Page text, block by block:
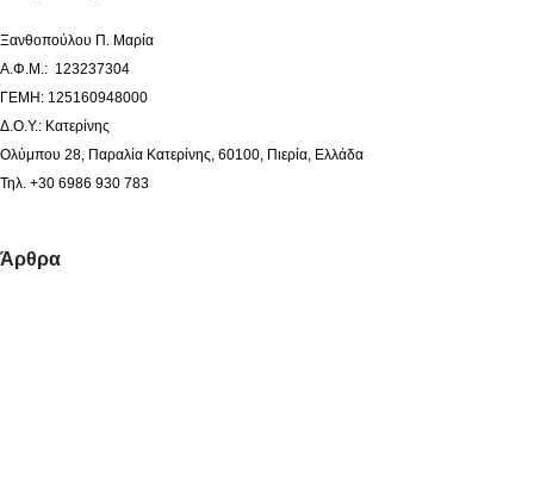
Ξανθοπούλου Π. Μαρία
Α.Φ.Μ.: 123237304
ΓΕΜΗ: 125160948000
Δ.Ο.Υ.: Κατερίνης
Ολύμπου 28, Παραλία Κατερίνης, 60100, Πιερία, Ελλάδα
Τηλ. +30 6986 930 783
Άρθρα